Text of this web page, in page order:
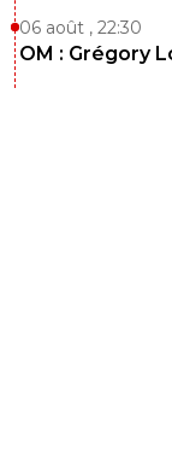
06 août , 22:30
OM : Grégory